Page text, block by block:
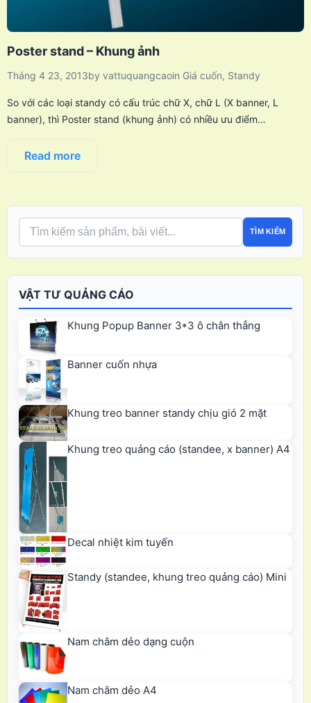
Poster stand – Khung ảnh
Tháng 4 23, 2013by vattuquangcaoin Giá cuốn, Standy
So với các loại standy có cấu trúc chữ X, chữ L (X banner, L
banner), thì Poster stand (khung ảnh) có nhiều ưu điểm…
Read more
TÌM KIẾM
VẬT TƯ QUẢNG CÁO
Khung Popup Banner 3*3 ô chân thẳng
Banner cuốn nhựa
Khung treo banner standy chịu gió 2 mặt
Khung treo quảng cáo (standee, x banner) A4
Decal nhiệt kim tuyến
Standy (standee, khung treo quảng cáo) Mini
Nam châm dẻo dạng cuộn
Nam châm dẻo A4